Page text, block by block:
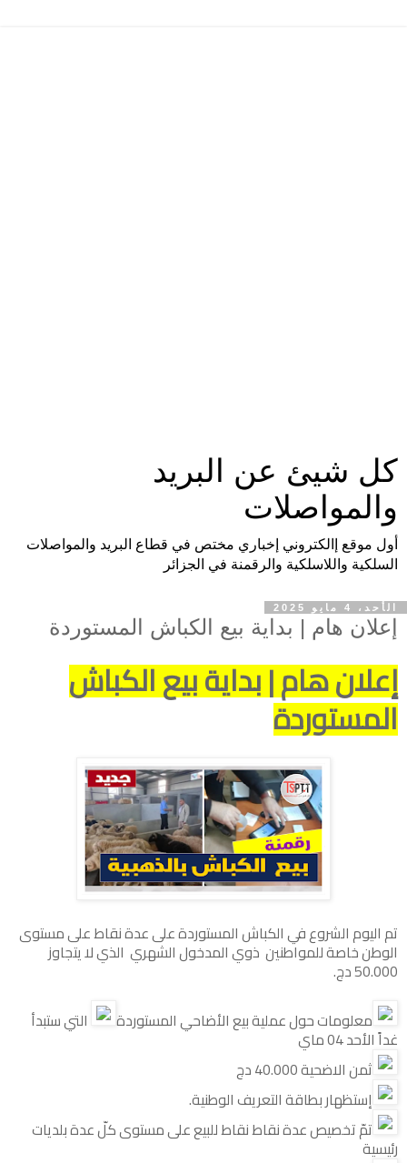
كل شيئ عن البريد
والمواصلات
أول موقع إالكتروني إخباري مختص في قطاع البريد والمواصلات
السلكية واللاسلكية والرقمنة في الجزائر
الأحد، 4 مايو 2025
إعلان هام | بداية بيع الكباش المستوردة
إعلان هام | بداية بيع الكباش
المستوردة
تم اليوم الشروع في الكباش المستوردة على عدة نقاط على مستوى
الوطن خاصة للمواطنين ذوي المدخول الشهري الذي لا يتجاوز
50.000 دج.
معلومات حول عملية بيع الأضاحي المستوردة
التي ستبدأ
غداً الأحد 04 ماي
ثمن الاضحية 40.000 دج
إستظهار بطاقة التعريف الوطنية.
تمّ تخصيص عدة نقاط نقاط للبيع على مستوى كلّ عدة بلديات
رئيسية